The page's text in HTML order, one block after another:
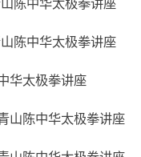
陈中华太极拳讲座
陈中华太极拳讲座
华太极拳讲座
山陈中华太极拳讲座